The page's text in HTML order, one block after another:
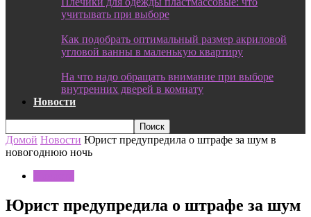
учитывать при выборе
Как подобрать оптимальный размер акриловой
угловой ванны в маленькую квартиру
На что надо обращать внимание при выборе
внутренних дверей в комнату
Новости
Домой Новости Юрист предупредила о штрафе за шум в
новогоднюю ночь
Юрист предупредила о штрафе за шум